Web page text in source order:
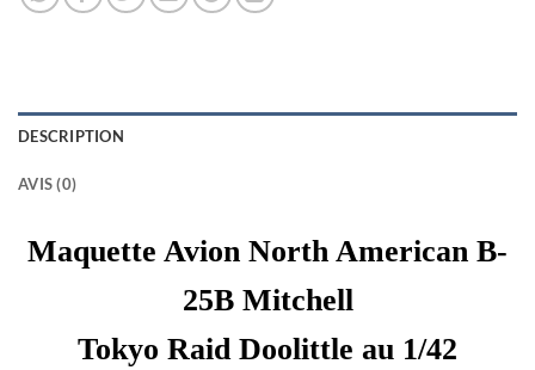
DESCRIPTION
AVIS (0)
Maquette Avion North American B-
25B Mitchell
Tokyo Raid Doolittle au 1/42